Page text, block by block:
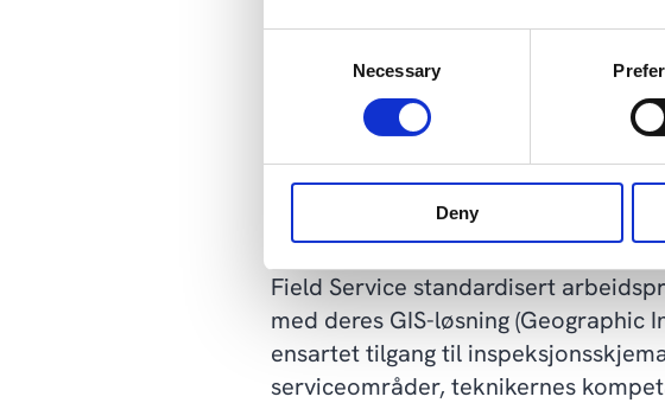
Necessary
Deny
I tillegg kunne underleverandører
sine mobile enheter, noe som
Case 3: Strømlinjeformet
I et pågående prosjekt med et
Field Service standardisert
med deres GIS-løsning (Geographic
ensartet tilgang til
serviceområder, teknikernes